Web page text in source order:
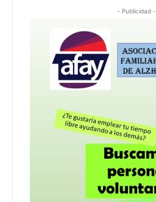
- Publicidad -